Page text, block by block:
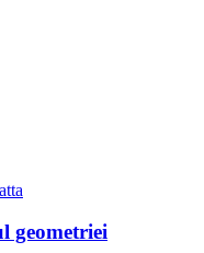
geometriei